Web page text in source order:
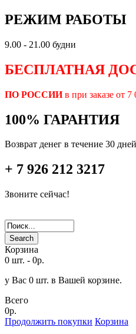
РЕЖИМ РАБОТЫ
9.00 - 21.00 будни
БЕСПЛАТНАЯ
ПО РОССИИв при заказе от 7
100% ГАРАНТИЯ
Возврат денег в течение 30 дней
+ 7 926 212 3217
Звоните сейчас!
Search
Корзина
0 шт. - 0р.
у Вас 0 шт. в Вашей корзине.
Всего
0р.
Продолжить покупки Корзина